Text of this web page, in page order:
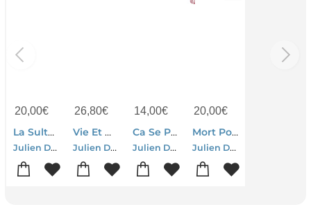
20,00€
La Sultane Corse
Julien Donadille
26,80€
Vie Et Oeuvre De Constantin Erod
Julien Donadille
14,00€
Ca Se Passe Maintenant : L'individu Occidental Face A L'histoire
Julien Donadille
20,00€
Mort Pour La France
Julien Donadille